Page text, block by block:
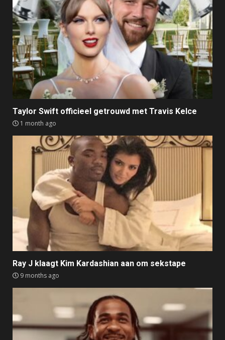
Taylor Swift officieel getrouwd met Travis Kelce
1 month ago
Ray J klaagt Kim Kardashian aan om sekstape
9 months ago